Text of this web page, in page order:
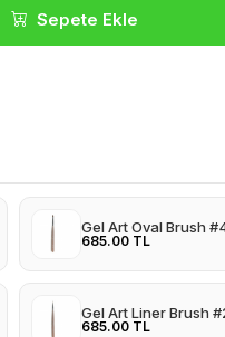
Sepete Ekle
Gel Art Oval Brush
685.00 TL
Gel Art Liner Brush
685.00 TL